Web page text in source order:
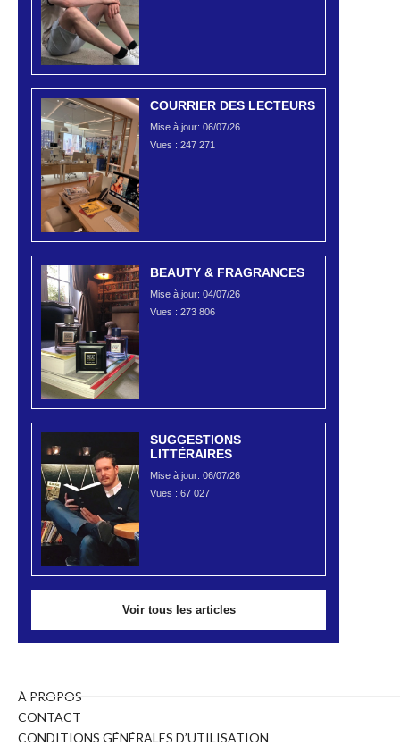
COURRIER DES LECTEURS
Mise à jour: 06/07/26
Vues : 247 271
BEAUTY & FRAGRANCES
Mise à jour: 04/07/26
Vues : 273 806
SUGGESTIONS
LITTÉRAIRES
Mise à jour: 06/07/26
Vues : 67 027
Voir tous les articles
À PROPOS
CONTACT
CONDITIONS GÉNÉRALES D’UTILISATION